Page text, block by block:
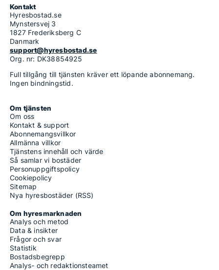
Kontakt
Hyresbostad.se
Mynstersvej 3
1827 Frederiksberg C
Danmark
support@hyresbostad.se
Org. nr: DK38854925
Full tillgång till tjänsten kräver ett löpande abonnemang.
Ingen bindningstid.
Om tjänsten
Om oss
Kontakt & support
Abonnemangsvillkor
Allmänna villkor
Tjänstens innehåll och värde
Så samlar vi bostäder
Personuppgiftspolicy
Cookiepolicy
Sitemap
Nya hyresbostäder (RSS)
Om hyresmarknaden
Analys och metod
Data & insikter
Frågor och svar
Statistik
Bostadsbegrepp
Analys- och redaktionsteamet